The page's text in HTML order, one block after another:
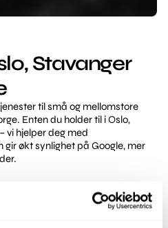
Stavanger
til små og mellomstore
Enten du holder til i Oslo,
vi hjelper deg med
økt synlighet på Google, mer